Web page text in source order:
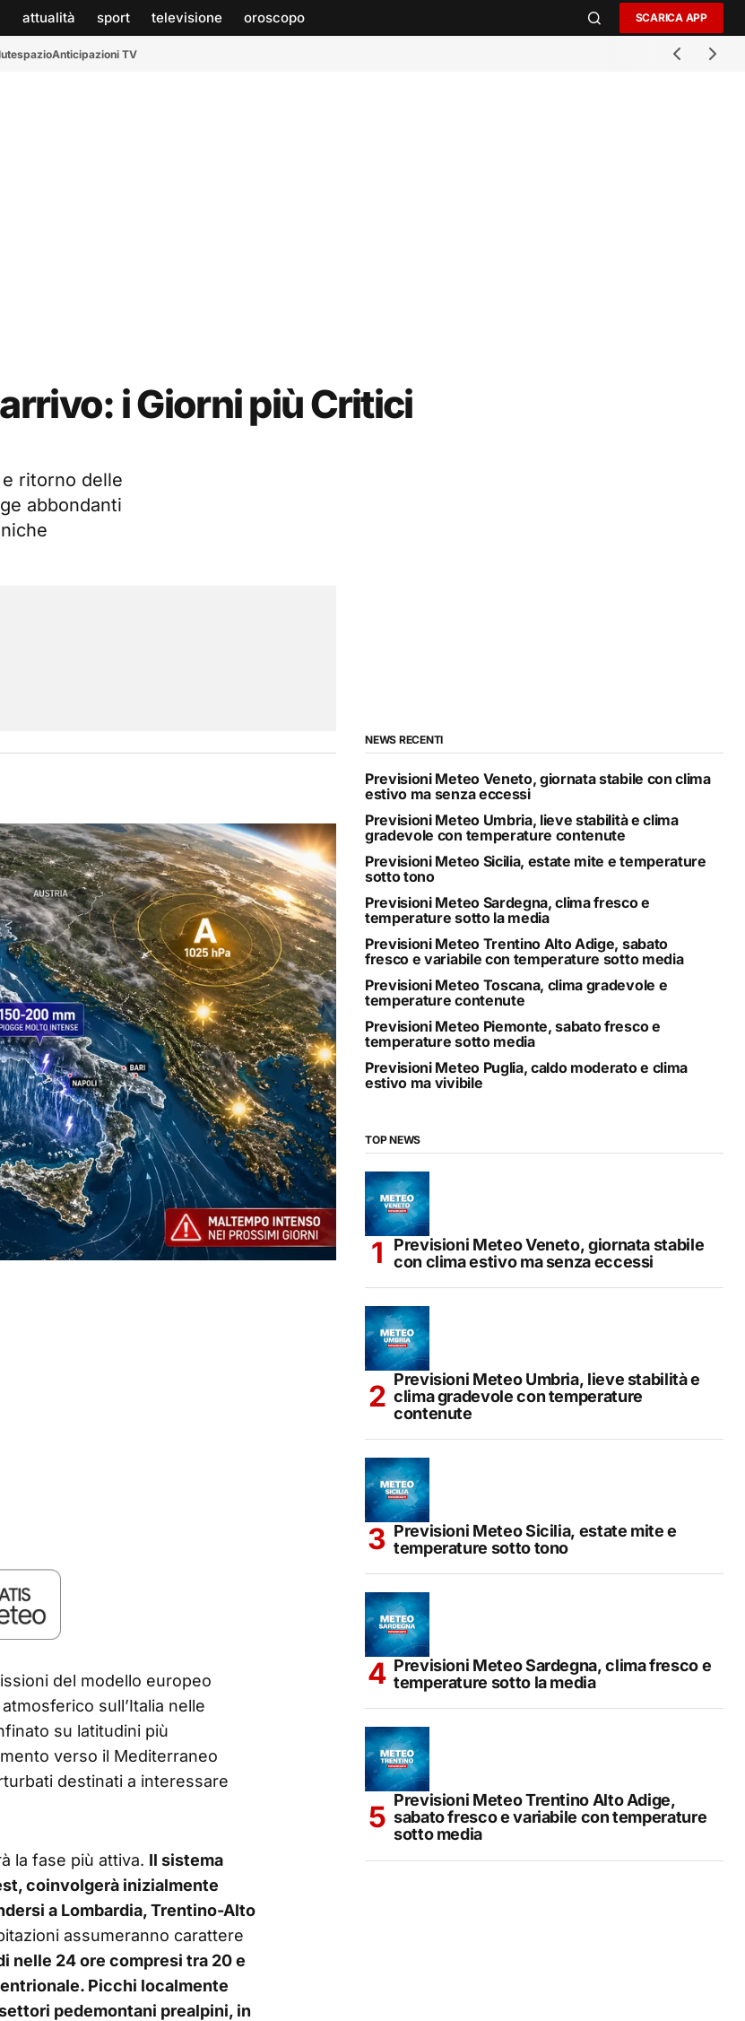
attualità sport televisione oroscopo SCARICA APP
spazioAnticipazioni TV
i Giorni più Critici
ritorno delle
abbondanti
del modello europeo
sull’Italia nelle
su latitudini più
verso il Mediterraneo
destinati a interessare
la fase più attiva. Il sistema
coinvolgerà inizialmente
a Lombardia, Trentino-Alto
assumeranno carattere
nelle 24 ore compresi tra 20 e
Picchi localmente
pedemontani prealpini, in
NEWS RECENTI
Previsioni Meteo Veneto, giornata stabile con clima
estivo ma senza eccessi
Previsioni Meteo Umbria, lieve stabilità e clima
gradevole con temperature contenute
Previsioni Meteo Sicilia, estate mite e temperature
sotto tono
Previsioni Meteo Sardegna, clima fresco e
temperature sotto la media
Previsioni Meteo Trentino Alto Adige, sabato
fresco e variabile con temperature sotto media
Previsioni Meteo Toscana, clima gradevole e
temperature contenute
Previsioni Meteo Piemonte, sabato fresco e
temperature sotto media
Previsioni Meteo Puglia, caldo moderato e clima
estivo ma vivibile
TOP NEWS
Previsioni Meteo Veneto, giornata stabile
con clima estivo ma senza eccessi
Previsioni Meteo Umbria, lieve stabilità e
clima gradevole con temperature
contenute
Previsioni Meteo Sicilia, estate mite e
temperature sotto tono
Previsioni Meteo Sardegna, clima fresco e
temperature sotto la media
Previsioni Meteo Trentino Alto Adige,
sabato fresco e variabile con temperature
sotto media